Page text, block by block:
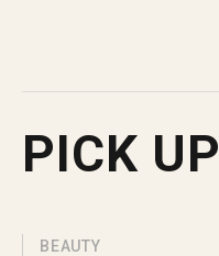
PICK UP
BEAUTY